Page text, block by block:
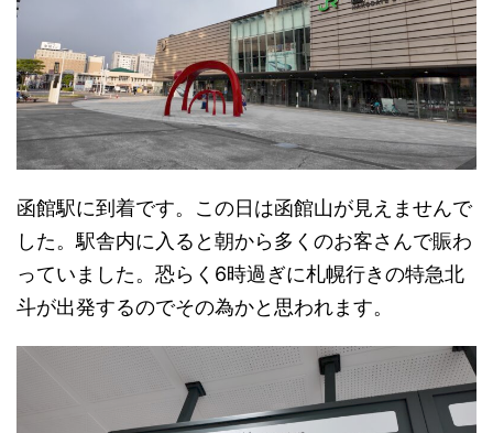
函館駅に到着です。この日は函館山が見えませんで
した。駅舎内に入ると朝から多くのお客さんで賑わ
っていました。恐らく6時過ぎに札幌行きの特急北
斗が出発するのでその為かと思われます。